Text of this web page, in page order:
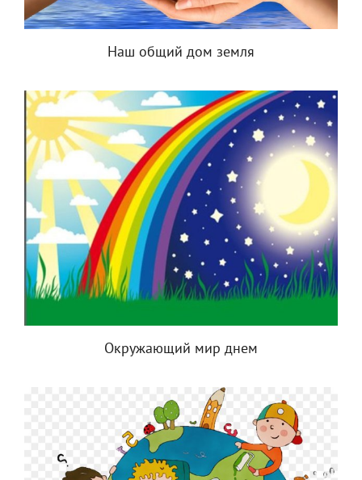
Наш общий дом земля
Окружающий мир днем